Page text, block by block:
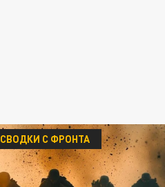
СВОДКИ С ФРОНТА